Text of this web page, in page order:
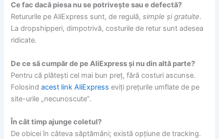
Ce fac dacă piesa nu se potrivește sau e defectă?
Retururile pe AliExpress sunt, de regulă,simple și gratuite.
La dropshipperi, dimpotrivă, costurile de retur sunt adesea
ridicate.
De ce să cumpăr de pe AliExpress și nu din altă parte?
Pentru că plătești cel mai bun preț, fără costuri ascunse.
Folosindacest link AliExpress eviți prețurile umflate de pe
site-urile „necunoscute”.
În cât timp ajunge coletul?
De obicei în câteva săptămâni; există opțiune de tracking.